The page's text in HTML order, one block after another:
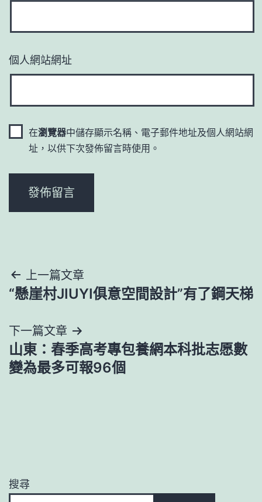
個人網站網址
在瀏覽器中儲存顯示名稱、電子郵件地址及個人網站網
址，以供下次發佈留言時使用。
文
章
導
覽
上一篇文章
“懸崖村JIUYI俱意空間設計”有了鋼天梯
下一篇文章
山東：春季高考專包養網本科批志愿數
變為最多可報96個
搜尋